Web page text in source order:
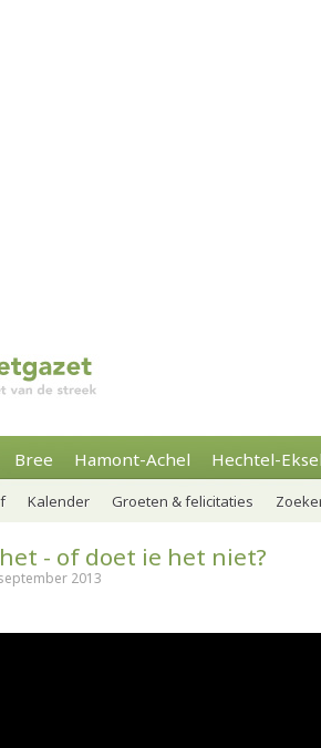
Bree Hamont-Achel Hechtel-
Kalender Groeten & felicitaties
- of doet ie het niet?
2013